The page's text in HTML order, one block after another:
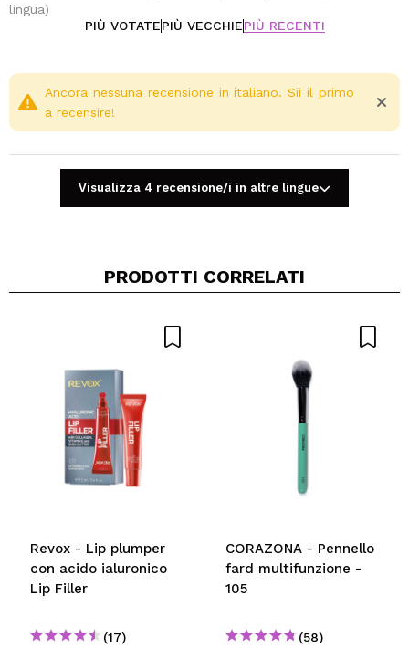
lingua)
PIÙ VOTATEPIÙ VECCHIEPIÙ RECENTI
Condividi un video o una foto
Si
Ancora nessuna recensione in italiano. Sii il primo
a recensire!
Visualizza 4 recensione/i in altre lingue
PRODOTTI CORRELATI
Revox - Lip plumper
con acido ialuronico
Lip Filler
(17)
CORAZONA - Pennello
fard multifunzione -
105
(58)